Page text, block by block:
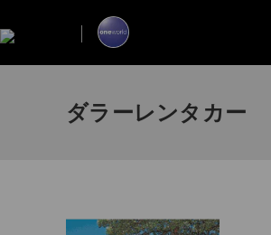
ダラーレンタカー